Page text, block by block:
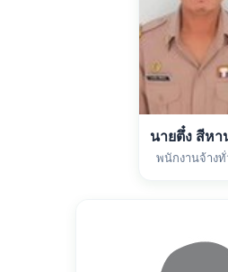
นายตึ๋ง สีห
พนักงานจ้าง